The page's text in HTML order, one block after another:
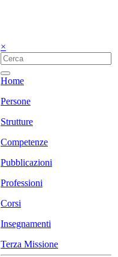
×
Home
Persone
Strutture
Competenze
Pubblicazioni
Professioni
Corsi
Insegnamenti
Terza Missione